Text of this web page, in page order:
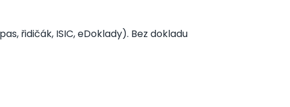
řidičák, ISIC, eDoklady). Bez dokladu